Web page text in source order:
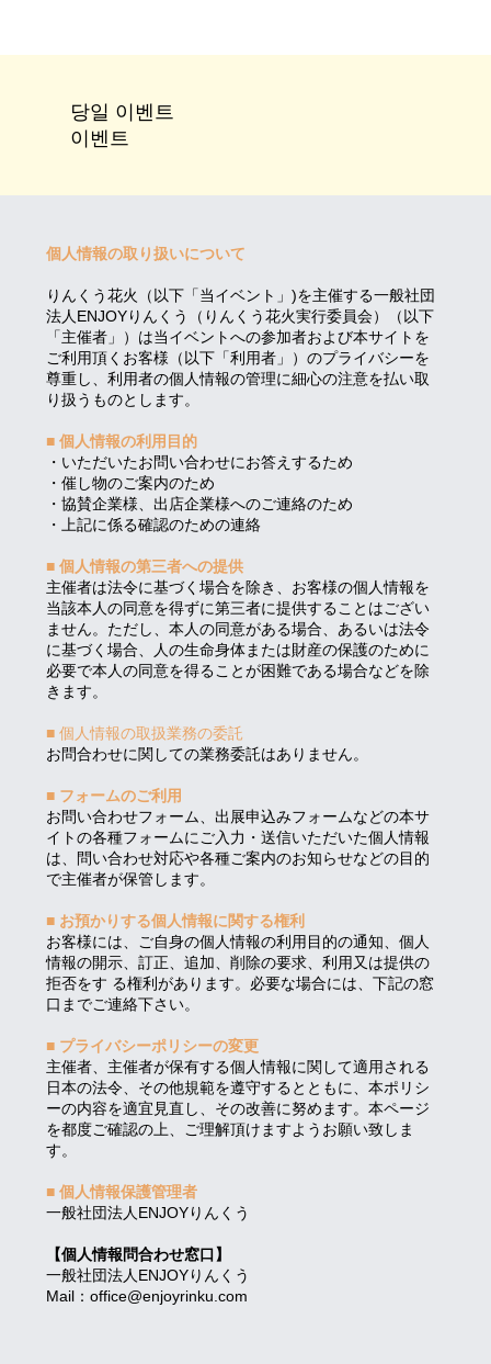
당일 이벤트
이벤트
個人情報の取り扱いについて
りんくう花火（以下「当イベント」)を主催する一般社団
法人ENJOYりんくう（りんくう花火実行委員会）（以下
「主催者」）は当イベントへの参加者および本サイトを
ご利用頂くお客様（以下「利用者」）のプライバシーを
尊重し、利用者の個人情報の管理に細心の注意を払い取
り扱うものとします。
■ 個人情報の利用目的
・いただいたお問い合わせにお答えするため
・催し物のご案内のため
・協賛企業様、出店企業様へのご連絡のため
・上記に係る確認のための連絡
■ 個人情報の第三者への提供
主催者は法令に基づく場合を除き、お客様の個人情報を
当該本人の同意を得ずに第三者に提供することはござい
ません。ただし、本人の同意がある場合、あるいは法令
に基づく場合、人の生命身体または財産の保護のために
必要で本人の同意を得ることが困難である場合などを除
きます。
■個人情報の取扱業務の委託
お問合わせに関しての業務委託はありません。
■ フォームのご利用
お問い合わせフォーム、出展申込みフォームなどの本サ
イトの各種フォームにご入力・送信いただいた個人情報
は、問い合わせ対応や各種ご案内のお知らせなどの目的
で主催者が保管します。
■ お預かりする個人情報に関する権利
お客様には、ご自身の個人情報の利用目的の通知、個人
情報の開示、訂正、追加、削除の要求、利用又は提供の
拒否をす る権利があります。必要な場合には、下記の窓
口までご連絡下さい。
■ プライバシーポリシーの変更
主催者、主催者が保有する個人情報に関して適用される
日本の法令、その他規範を遵守するとともに、本ポリシ
ーの内容を適宜見直し、その改善に努めます。本ページ
を都度ご確認の上、ご理解頂けますようお願い致しま
す。
■ 個人情報保護管理者
一般社団法人ENJOYりんくう
【個人情報問合わせ窓口】
一般社団法人ENJOYりんくう
Mail：office@enjoyrinku.com